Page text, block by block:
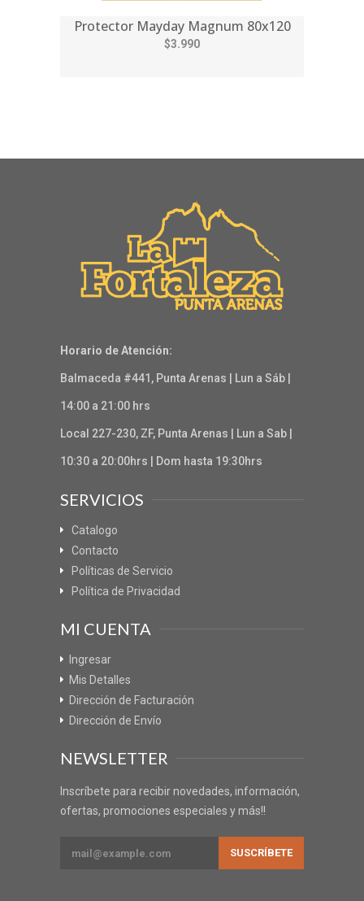
Protector Mayday Magnum 80x120
$3.990
Horario de Atención:
Balmaceda #441, Punta Arenas | Lun a Sáb |
14:00 a 21:00 hrs
Local 227-230, ZF, Punta Arenas | Lun a Sab |
10:30 a 20:00hrs | Dom hasta 19:30hrs
SERVICIOS
Catalogo
Contacto
Políticas de Servicio
Política de Privacidad
MI CUENTA
Ingresar
Mis Detalles
Dirección de Facturación
Dirección de Envío
NEWSLETTER
Inscríbete para recibir novedades, información,
ofertas, promociones especiales y más!!